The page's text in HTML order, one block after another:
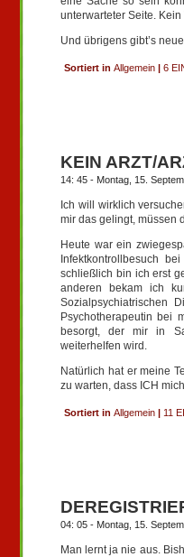
unterwarteter Seite.
Und übrigens gibt’s
Sortiert in Allgemein | 6
KEIN ARZT/
14: 45 - Montag, 15.
Ich will wirklich
mir das gelingt, müssen
Heute war ein
Infektkontrollbesuch
schließlich bin ich erst
anderen bekam ich
Sozialpsychiatrischen
Psychotherapeutin bei
besorgt, der mir in
weiterhelfen wird.
Natürlich hat er meine
zu warten, dass ICH
Sortiert in Allgemein | 11
04: 05 - Montag, 15.
Man lernt ja nie aus.